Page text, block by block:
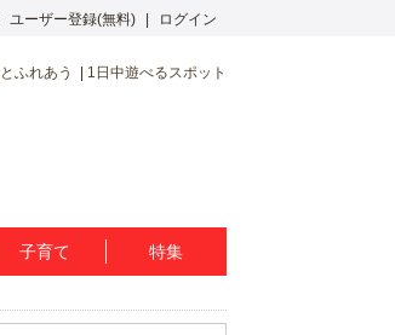
ユーザー登録(無料) ログイン
ふれあう 1日中遊べるスポット
子育て 特集